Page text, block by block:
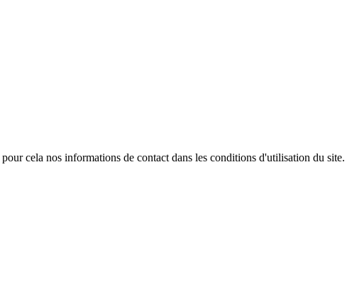
cela nos informations de contact dans les conditions d'utilisation du site.